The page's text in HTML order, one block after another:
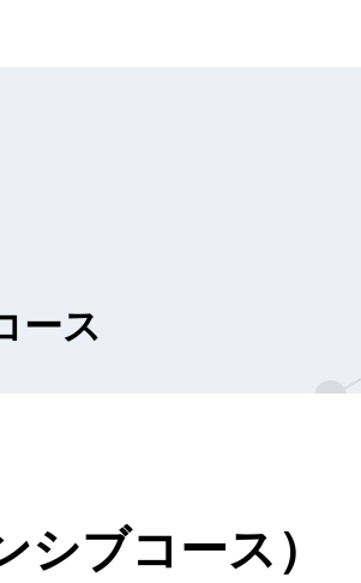
ース
シブコース）